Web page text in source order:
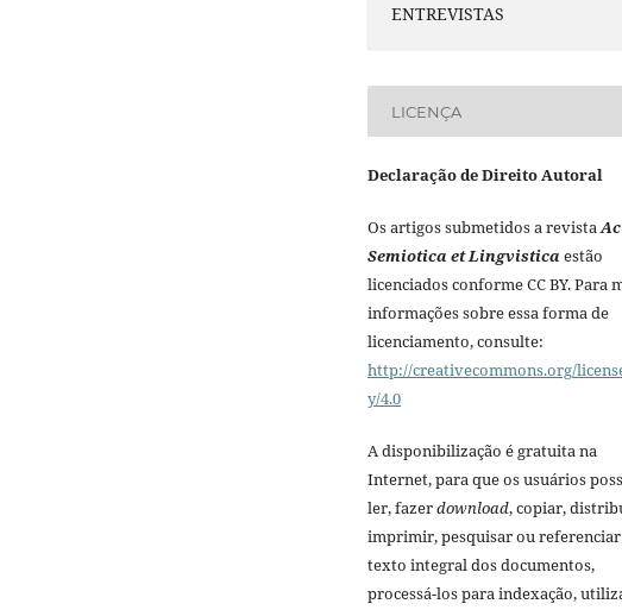
ENTREVISTAS
LICENÇA
Declaração de Direito Autoral
Os artigos submetidos a revista
Semiotica et Lingvistica estão
licenciados conforme CC BY. Para
informações sobre essa forma de
licenciamento, consulte:
http://creativecommons.org/
y/4.0
A disponibilização é gratuita na
Internet, para que os usuários
ler, fazerdownload, copiar,
imprimir, pesquisar ou
texto integral dos documentos,
processá-los para indexação,